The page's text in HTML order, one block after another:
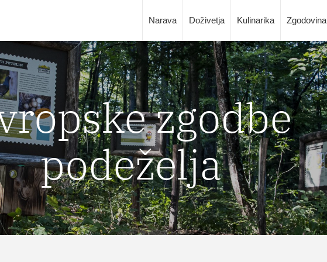
Narava Doživetja Kulinarika Zgodovina
zgodbe
podeželja